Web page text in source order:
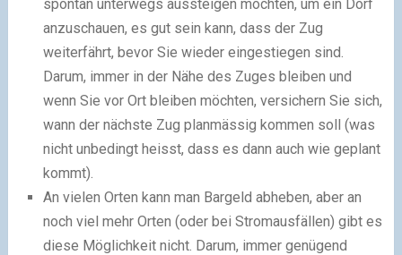
spontan unterwegs aussteigen möchten, um ein Dorf
anzuschauen, es gut sein kann, dass der Zug
weiterfährt, bevor Sie wieder eingestiegen sind.
Darum, immer in der Nähe des Zuges bleiben und
wenn Sie vor Ort bleiben möchten, versichern Sie sich,
wann der nächste Zug planmässig kommen soll (was
nicht unbedingt heisst, dass es dann auch wie geplant
kommt).
An vielen Orten kann man Bargeld abheben, aber an
noch viel mehr Orten (oder bei Stromausfällen) gibt es
diese Möglichkeit nicht. Darum, immer genügend